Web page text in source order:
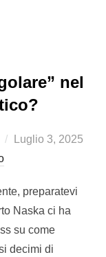
nel
Pubblicato
Luglio 3, 2025
preparatevi
Naska ci ha
su come
decimi di